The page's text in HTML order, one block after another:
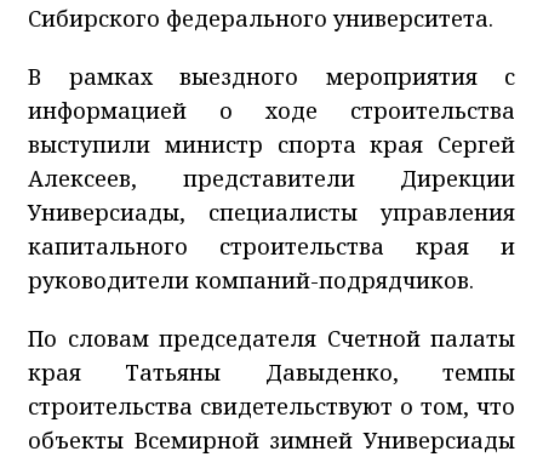
Сибирского федерального университета.
В рамках выездного мероприятия с
информацией о ходе строительства
выступили министр спорта края Сергей
Алексеев, представители Дирекции
Универсиады, специалисты управления
капитального строительства края и
руководители компаний-подрядчиков.
По словам председателя Счетной палаты
края Татьяны Давыденко, темпы
строительства свидетельствуют о том, что
объекты Всемирной зимней Универсиады